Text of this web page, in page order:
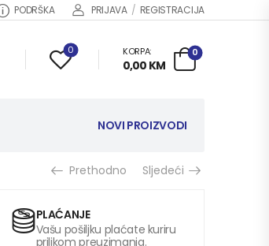
PODRŠKA PRIJAVA / REGISTRACIJA
0 KORPA:
0,00 KM
0
NOVI PROIZVODI
Prethodno Sljedeći
PLAĆANJE
Vašu pošiljku plaćate kuriru
prilikom preuzimanja.